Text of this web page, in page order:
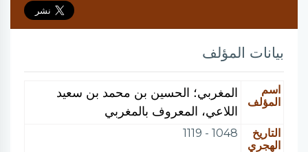
بيانات المؤلف
اسم
المؤلف
المغربي؛ الحسين بن محمد بن سعيد
اللاعي، المعروف بالمغربي
التاريخ
الهجري
1048 - 1119